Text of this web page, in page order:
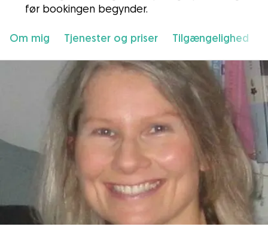
før bookingen begynder.
Om mig Tjenester og priser Tilgængelighed